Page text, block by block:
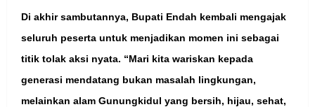
Di akhir sambutannya, Bupati Endah kembali mengajak
seluruh peserta untuk menjadikan momen ini sebagai
titik tolak aksi nyata. “Mari kita wariskan kepada
generasi mendatang bukan masalah lingkungan,
melainkan alam Gunungkidul yang bersih, hijau, sehat,